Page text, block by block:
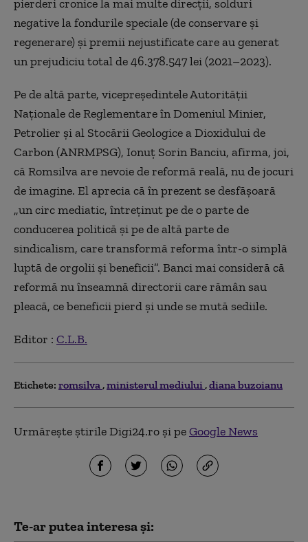
pierderi cronice la mai multe direcţii, solduri
negative la fondurile speciale (de conservare şi
regenerare) şi premii nejustificate care au generat
un prejudiciu total de 46.378.547 lei (2021–2023).
Pe de altă parte, vicepreşedintele Autorităţii
Naţionale de Reglementare în Domeniul Minier,
Petrolier şi al Stocării Geologice a Dioxidului de
Carbon (ANRMPSG), Ionuţ Sorin Banciu, afirma, joi,
că Romsilva are nevoie de reformă reală, nu de jocuri
de imagine. El aprecia că în prezent se desfăşoară
„un circ mediatic, întreţinut pe de o parte de
conducerea politică şi pe de altă parte de
sindicalism, care transformă reforma într-o simplă
luptă de orgolii şi beneficii”. Banci mai consideră că
reformă nu înseamnă directorii care rămân sau
pleacă, ce beneficii pierd şi unde se mută sediile.
Editor : C.L.B.
Etichete: romsilva ministerul mediului diana buzoianu
Urmărește știrile Digi24.ro și peGoogle News
Te-ar putea interesa și: